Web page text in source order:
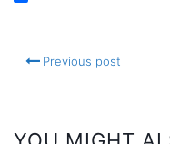
Previous post